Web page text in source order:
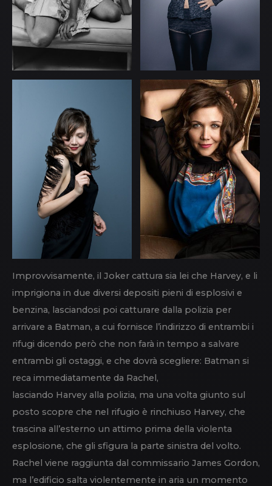
Improvvisamente, il Joker cattura sia lei che Harvey, e li
imprigiona in due diversi depositi pieni di esplosivi e
benzina, lasciandosi poi catturare dalla polizia per
arrivare a Batman, a cui fornisce l’indirizzo di entrambi i
rifugi dicendo però che non farà in tempo a salvare
entrambi gli ostaggi, e che dovrà scegliere: Batman si
reca immediatamente da Rachel,
lasciando Harvey alla polizia, ma una volta giunto sul
posto scopre che nel rifugio è rinchiuso Harvey, che
trascina all’esterno un attimo prima della violenta
esplosione, che gli sfigura la parte sinistra del volto.
Rachel viene raggiunta dal commissario James Gordon,
ma l’edificio salta violentemente in aria un momento